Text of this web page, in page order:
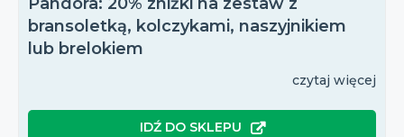
bransoletką, kolczykami, naszyjnikiem
lub brelokiem
czytaj więcej
IDŹ DO SKLEPU